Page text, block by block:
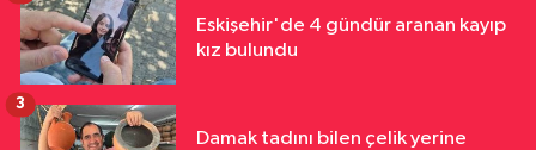
Eskişehir'de 4 gündür aranan kayıp
kız bulundu
Damak tadını bilen çelik yerine
3